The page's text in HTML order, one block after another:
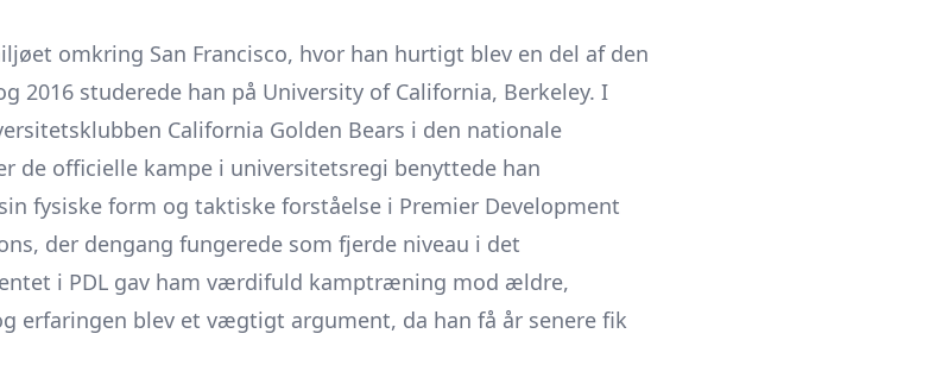
omkring San Francisco, hvor han hurtigt blev en del af den
2016 studerede han på University of California, Berkeley. I
California Golden Bears i den nationale
de officielle kampe i universitetsregi benyttede han
fysiske form og taktiske forståelse i Premier Development
der dengang fungerede som fjerde niveau i det
i PDL gav ham værdifuld kamptræning mod ældre,
erfaringen blev et vægtigt argument, da han få år senere fik